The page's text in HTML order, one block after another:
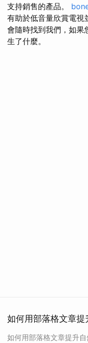
支持銷售的產品。
有助於低音量欣賞電視
會隨時找到我們，如果
生了什麼。
如何用部落格文章
如何用部落格文章提升